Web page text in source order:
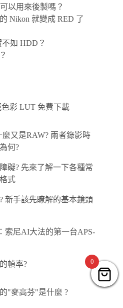
以用來後製嗎？
Nikon 就變成 RED 了
如 HDD？
色彩 LUT 免費下載
又是RAW? 兩者錄影時
何?
礙? 先來了解一下各種常
式
新手該先瞭解的基本鏡頭
索尼AI大法的第一台APS-
幀率?
"麥高芬"是什麼 ?
0